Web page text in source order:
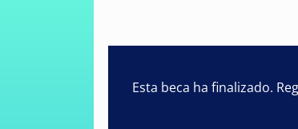
Esta beca ha finalizado.